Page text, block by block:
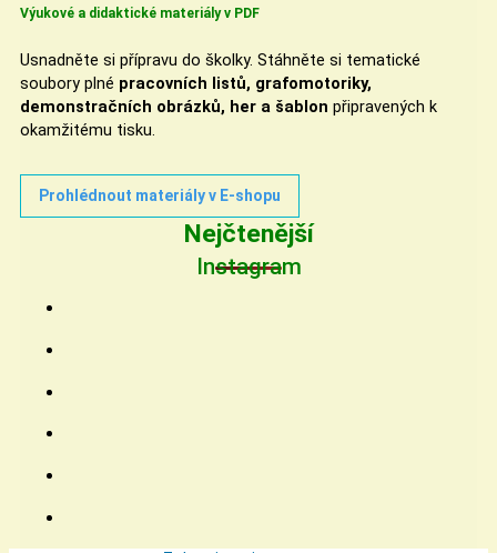
Výukové a didaktické materiály v PDF
Usnadněte si přípravu do školky. Stáhněte si tematické
soubory plné pracovních listů, grafomotoriky,
demonstračních obrázků, her a šablon připravených k
okamžitému tisku.
Prohlédnout materiály v E-shopu
Nejčtenější
Instagram